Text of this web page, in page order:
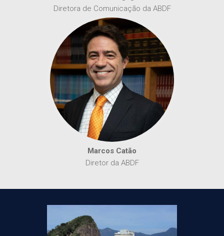
Diretora de Comunicação da ABDF
Marcos Catão
Diretor da ABDF